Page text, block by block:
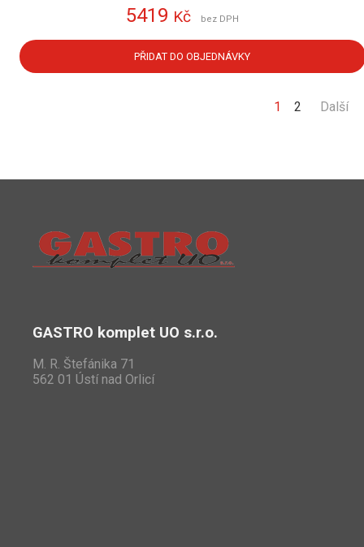
5419 Kč bez DPH
PŘIDAT DO OBJEDNÁVKY
1 2 Další
GASTRO komplet UO s.r.o.
M. R. Štefánika 71
562 01 Ústí nad Orlicí